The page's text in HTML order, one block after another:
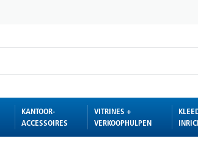
KANTOOR-
ACCESSOIRES
VITRINES +
VERKOOPHULPEN